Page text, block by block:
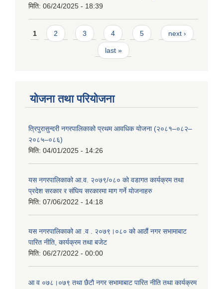
मिति: 06/24/2025 - 18:39
Pages
1 2 3 4 5 next ›
last »
योजना तथा परियोजना
त्रिपुरासुन्दरी नगरपालिकाको प्रथम आवधिक योजना (२०८१–०८२–
२०८५–०८६)
मिति: 04/01/2025 - 14:26
यस नगरपालिकाको आ.व. २०७९/०८० को वडागत कार्यक्रम तथा
प्रदेश सरकार र संघिय सरकारमा माग गर्ने याेजनाहरु
मिति: 07/06/2022 - 14:18
यस नगरपालिकाको आ‍ .व . २०७९।०८० को आठौं नगर सभामाबाट
पारित नीति, कार्यक्रम तथा बजेट
मिति: 06/27/2022 - 00:00
आ‍ व ०७८।०७९ तथा छैटाै नगर सभामाबाट पारित नीति तथा कार्यक्रम